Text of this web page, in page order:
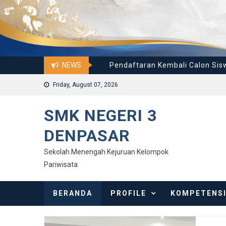
NEWS
Wujudkan Generasi Unggul
Pendaftaran Kembali Calon
SPMB Tahap 1 SMK Negeri
Sinergi Antar-Vokasi: SMKN 3
Kobarkan Semangat Jiwa
Wujudkan Generasi Unggul
Friday, August 07, 2026
SMK NEGERI 3
DENPASAR
Sekolah Menengah Kejuruan Kelompok
Pariwisata
BERANDA PROFILE KOMPETENSI